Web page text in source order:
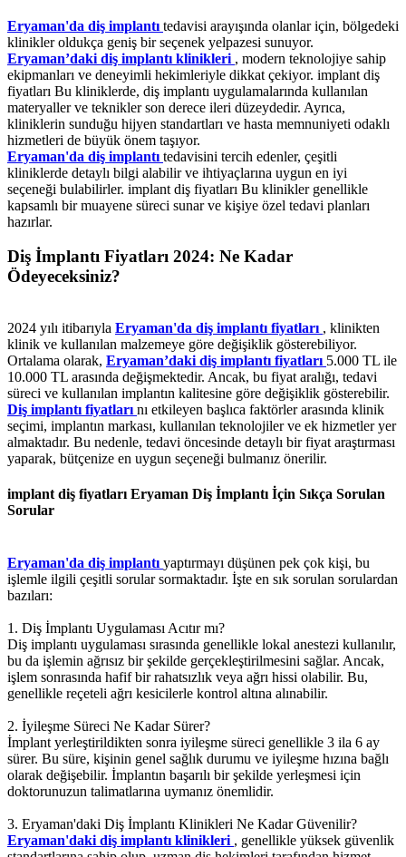
Eryaman'da diş implantı tedavisi arayışında olanlar için, bölgedeki
klinikler oldukça geniş bir seçenek yelpazesi sunuyor.
Eryaman’daki diş implantı klinikleri , modern teknolojiye sahip
ekipmanları ve deneyimli hekimleriyle dikkat çekiyor. implant diş
fiyatları Bu kliniklerde, diş implantı uygulamalarında kullanılan
materyaller ve teknikler son derece ileri düzeydedir. Ayrıca,
kliniklerin sunduğu hijyen standartları ve hasta memnuniyeti odaklı
hizmetleri de büyük önem taşıyor.
Eryaman'da diş implantı tedavisini tercih edenler, çeşitli
kliniklerde detaylı bilgi alabilir ve ihtiyaçlarına uygun en iyi
seçeneği bulabilirler. implant diş fiyatları Bu klinikler genellikle
kapsamlı bir muayene süreci sunar ve kişiye özel tedavi planları
hazırlar.
Diş İmplantı Fiyatları 2024: Ne Kadar
Ödeyeceksiniz?
2024 yılı itibarıyla Eryaman'da diş implantı fiyatları , klinikten
klinik ve kullanılan malzemeye göre değişiklik gösterebiliyor.
Ortalama olarak, Eryaman’daki diş implantı fiyatları 5.000 TL ile
10.000 TL arasında değişmektedir. Ancak, bu fiyat aralığı, tedavi
süreci ve kullanılan implantın kalitesine göre değişiklik gösterebilir.
Diş implantı fiyatları nı etkileyen başlıca faktörler arasında klinik
seçimi, implantın markası, kullanılan teknolojiler ve ek hizmetler yer
almaktadır. Bu nedenle, tedavi öncesinde detaylı bir fiyat araştırması
yaparak, bütçenize en uygun seçeneği bulmanız önerilir.
implant diş fiyatları Eryaman Diş İmplantı İçin Sıkça Sorulan
Sorular
Eryaman'da diş implantı yaptırmayı düşünen pek çok kişi, bu
işlemle ilgili çeşitli sorular sormaktadır. İşte en sık sorulan sorulardan
bazıları:
1. Diş İmplantı Uygulaması Acıtır mı?
Diş implantı uygulaması sırasında genellikle lokal anestezi kullanılır,
bu da işlemin ağrısız bir şekilde gerçekleştirilmesini sağlar. Ancak,
işlem sonrasında hafif bir rahatsızlık veya ağrı hissi olabilir. Bu,
genellikle reçeteli ağrı kesicilerle kontrol altına alınabilir.
2. İyileşme Süreci Ne Kadar Sürer?
İmplant yerleştirildikten sonra iyileşme süreci genellikle 3 ila 6 ay
sürer. Bu süre, kişinin genel sağlık durumu ve iyileşme hızına bağlı
olarak değişebilir. İmplantın başarılı bir şekilde yerleşmesi için
doktorunuzun talimatlarına uymanız önemlidir.
3. Eryaman'daki Diş İmplantı Klinikleri Ne Kadar Güvenilir?
Eryaman'daki diş implantı klinikleri , genellikle yüksek güvenlik